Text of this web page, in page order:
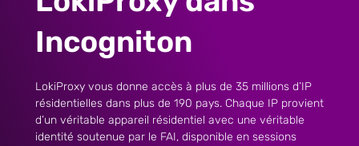
Incogniton
LokiProxy vous donne accès à plus de 35 millions d’IP
résidentielles dans plus de 190 pays. Chaque IP provient
d’un véritable appareil résidentiel avec une véritable
identité soutenue par le FAI, disponible en sessions